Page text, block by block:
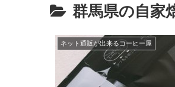
群馬県の自家
ネット通販が出来るコーヒー屋